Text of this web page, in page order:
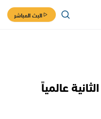
البث المباشر
عالمياً